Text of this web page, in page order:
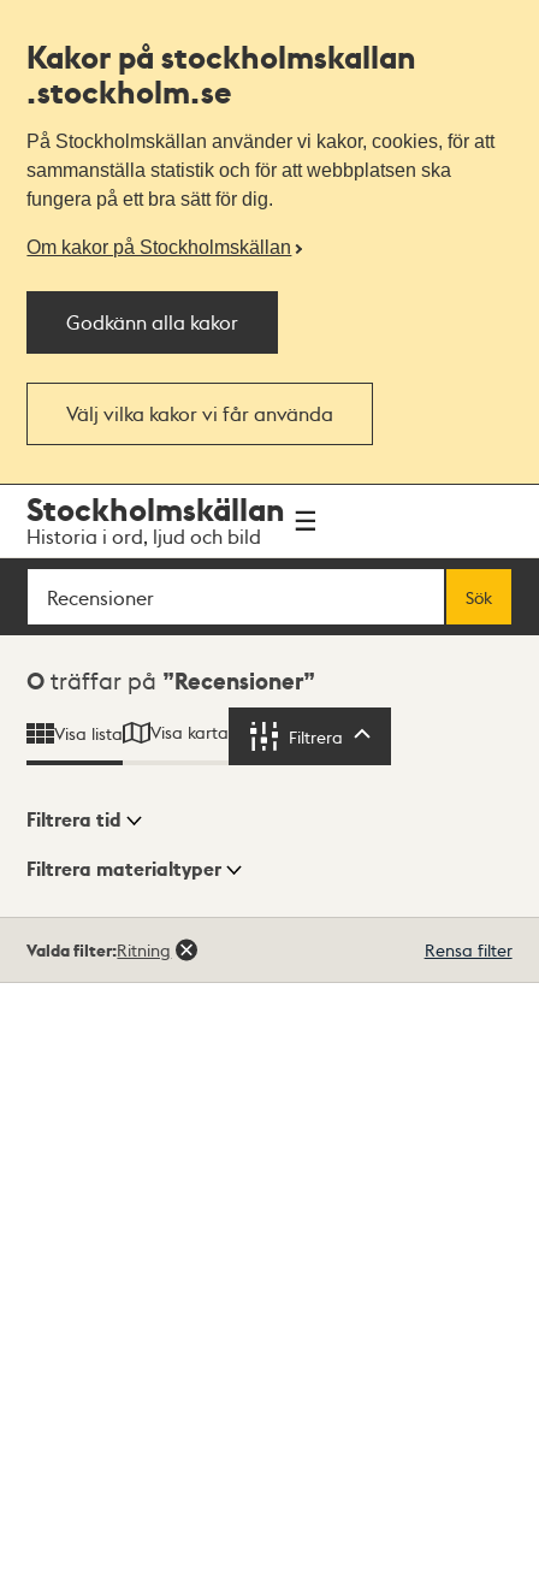
Kakor på stockholmskallan
.stockholm.se
På Stockholmskällan använder vi kakor, cookies, för att
sammanställa statistik och för att webbplatsen ska
fungera på ett bra sätt för dig.
Om kakor på Stockholmskällan
Godkänn alla kakor
Välj vilka kakor vi får använda
navigationen
huvudinnehållet
Stockholmskällan
Historia i ord, ljud och bild
Sök
Sök
Sökresultat
0 träffar på Recensioner
Visa lista Visa karta Filtrera
Visningsläge
Filtrera tid
Filtrera materialtyper
träffar
Valda filter:Ritning Rensa filter